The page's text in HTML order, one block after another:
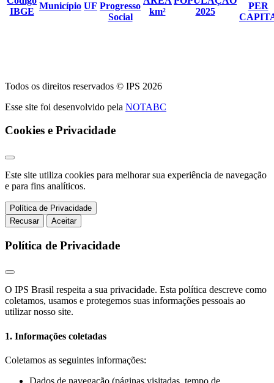
IBGE
Município UF Progresso
Social
km²
2025
PER
Todos os direitos reservados © IPS 2026
Esse site foi desenvolvido pela NOTABC
Cookies e Privacidade
Este site utiliza cookies para melhorar sua experiência de navegação
e para fins analíticos.
Política de Privacidade
Recusar
Aceitar
Política de Privacidade
O IPS Brasil respeita a sua privacidade. Esta política descreve como
coletamos, usamos e protegemos suas informações pessoais ao
utilizar nosso site.
1. Informações coletadas
Coletamos as seguintes informações:
Dados de navegação (páginas visitadas, tempo de